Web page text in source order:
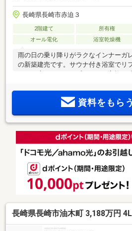
長崎県長崎市赤迫３
2階建て 所有権
オール電化
浴室乾燥機
雨の日の乗り降りがラクなインナーガ
の新築建売です。サウナ付き浴室でリ
か、お庭ではBBQやプールなど家族の
庭でバーベキューやプールが楽しめま
ーガレージで雨の日も楽々乗り降り＜
で徒歩2分●JR道ノ尾駅まで徒歩7分＜
については経度緯度を用いて計測した
の距離になっております
資料をもら
長崎県長崎市油木町 3,188万円